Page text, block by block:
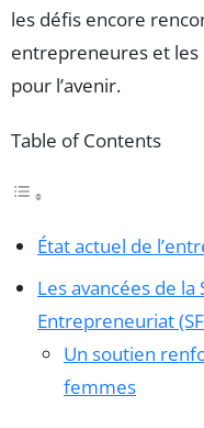
les défis encore
entrepreneures et
pour l’avenir.
Table of Contents
État actuel de
Les avancées de
Entrepreneuriat
Un soutien
femmes